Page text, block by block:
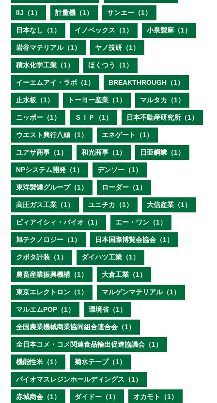
IIJ（1） 計量機（1） サンエー（1）
日本なし（1） イノベックス（1） 小泉製麻（1）
岩谷マテリアル（1） ヤノ技研（1）
積水化学工業（1） ほくつう（1）
イーエムアイ・ラボ（1） BREAKTHROUGH（1）
止水板（1） トーヨー産業（1） マルタカ（1）
ニッポー（1） ＳＩＰ（1） 日本不動産研究所（1）
ウエスト興行八頭（1） エネゲート（1）
ユアサ商事（1） 和光商事（1） 日亜鋼業（1）
NPシステム開発（1） デンソー（1）
東洋製罐グループ（1） ローダー（1）
高圧ガス工業（1） ユニチカ（1） 大信産業（1）
ピィアイシィ・バイオ（1） エー・ワン（1）
旭テクノロジー（1） 日本国際博覧会協会（1）
クボタ計装（1） ダイハツ工業（1）
農畜産業振興機構（1） 大倉工業（1）
東京エレクトロン（1） マルゲンマテリアル（1）
マルエムPOP（1） 環境省（1）
全国農業機械商業協同組合連合会（1）
全日本コメ・コメ関連食品輸出促進協議会（1）
機能性米（1） 菊水テープ（1）
バイオマスレジンホールディングス（1）
赤城商会（1） ダイドー（1） オカモト（1）